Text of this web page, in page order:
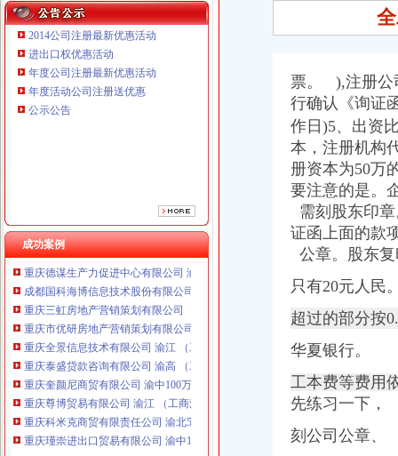
2014公司注册最新优惠活动
进出口权优惠活动
年度公司注册最新优惠活动
年度活动公司注册送优惠
公示公告
成功案例
重庆三虹房地产营销策划有限公司
重庆市优研房地产营销策划有限公司
重庆全景信息技术有限公司 渝江 （工商注册）
重庆瑾崇进出口贸易有限公司 渝中100万 （进出口权）
重庆斯帕索商贸有限公司 渝中500万 （进出口权）
重庆德谋生产力促进中心有限公司 渝大10万 （工商注册）
成都国科海博信息技术股份有限公司重庆分公司 渝江 （工商注册）
重庆三虹房地产营销策划有限公司
重庆市优研房地产营销策划有限公司
重庆全景信息技术有限公司 渝江 （工商注册）
重庆泰盛贷款咨询有限公司 渝高 （工商注册）
重庆奎颜尼商贸有限公司 渝中100万 （工商注册）
重庆尊博贸易有限公司 渝江 （工商注册）
重庆科米克商贸有限责任公司 渝北50万 （工商注册）
重庆瑾崇进出口贸易有限公司 渝中100万 （进出口权）
重庆斯帕索商贸有限公司 渝中500万 （进出口权）
新桥办税务登记证
分类广告_新浪新闻
分类广告_资讯频道_凤凰网
高要重点项目（工作）监督况专栏
关于统一换发税务登记证件公告
票。 ),注册公
行确认《询证
作日)5、出资
本，注册机构
册资本为50万
要注意的是。
需刻股东印
证函上面的款
公章。 股东
只有20元人民
超过的部分按
华夏银行。
工本费等费用
先练习一下，
刻公司公章、